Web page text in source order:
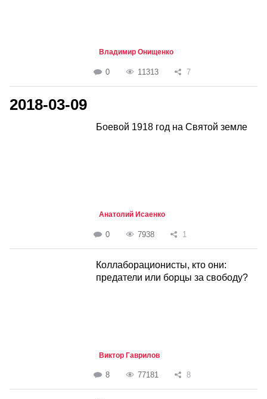
Владимир Онищенко
0 11313 7
2018-03-09
Боевой 1918 год на Cвятой земле
Анатолий Исаенко
0 7938 1
Коллаборационисты, кто они:
предатели или борцы за свободу?
Виктор Гаврилов
8 77181 8